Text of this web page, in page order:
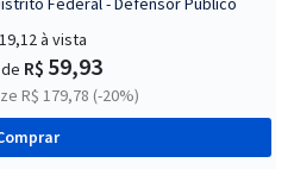
à vista
R$ 59,93
R$ 179,78 (-20%)